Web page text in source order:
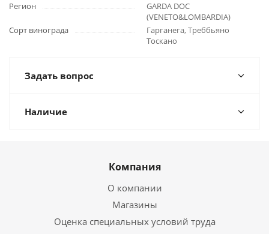
Регион
GARDA DOC
(VENETO&LOMBARDIA)
Сорт винограда
Гарганега, Треббьяно
Тоскано
Задать вопрос
Наличие
Компания
О компании
Магазины
Оценка специальных условий труда